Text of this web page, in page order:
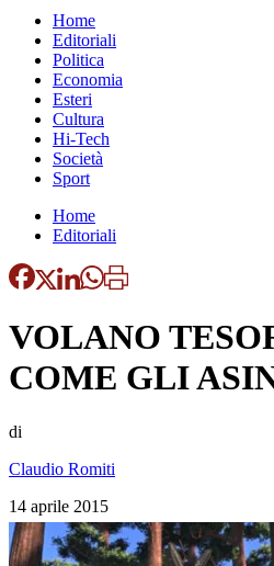
Home
Editoriali
Politica
Economia
Esteri
Cultura
Hi-Tech
Società
Sport
Home
Editoriali
VOLANO
COME GLI
di
Claudio Romiti
14 aprile 2015